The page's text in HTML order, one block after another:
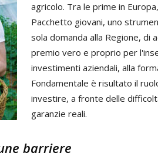
agricolo. Tra le prime in
Pacchetto giovani, uno
sola domanda alla Regione, di
premio vero e proprio per
investimenti aziendali, alla
Fondamentale è risultato il
investire, a fronte delle
garanzie reali.
barriere